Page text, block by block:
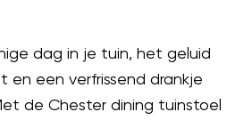
dag in je tuin, het geluid
en een verfrissend drankje
de Chester dining tuinstoel